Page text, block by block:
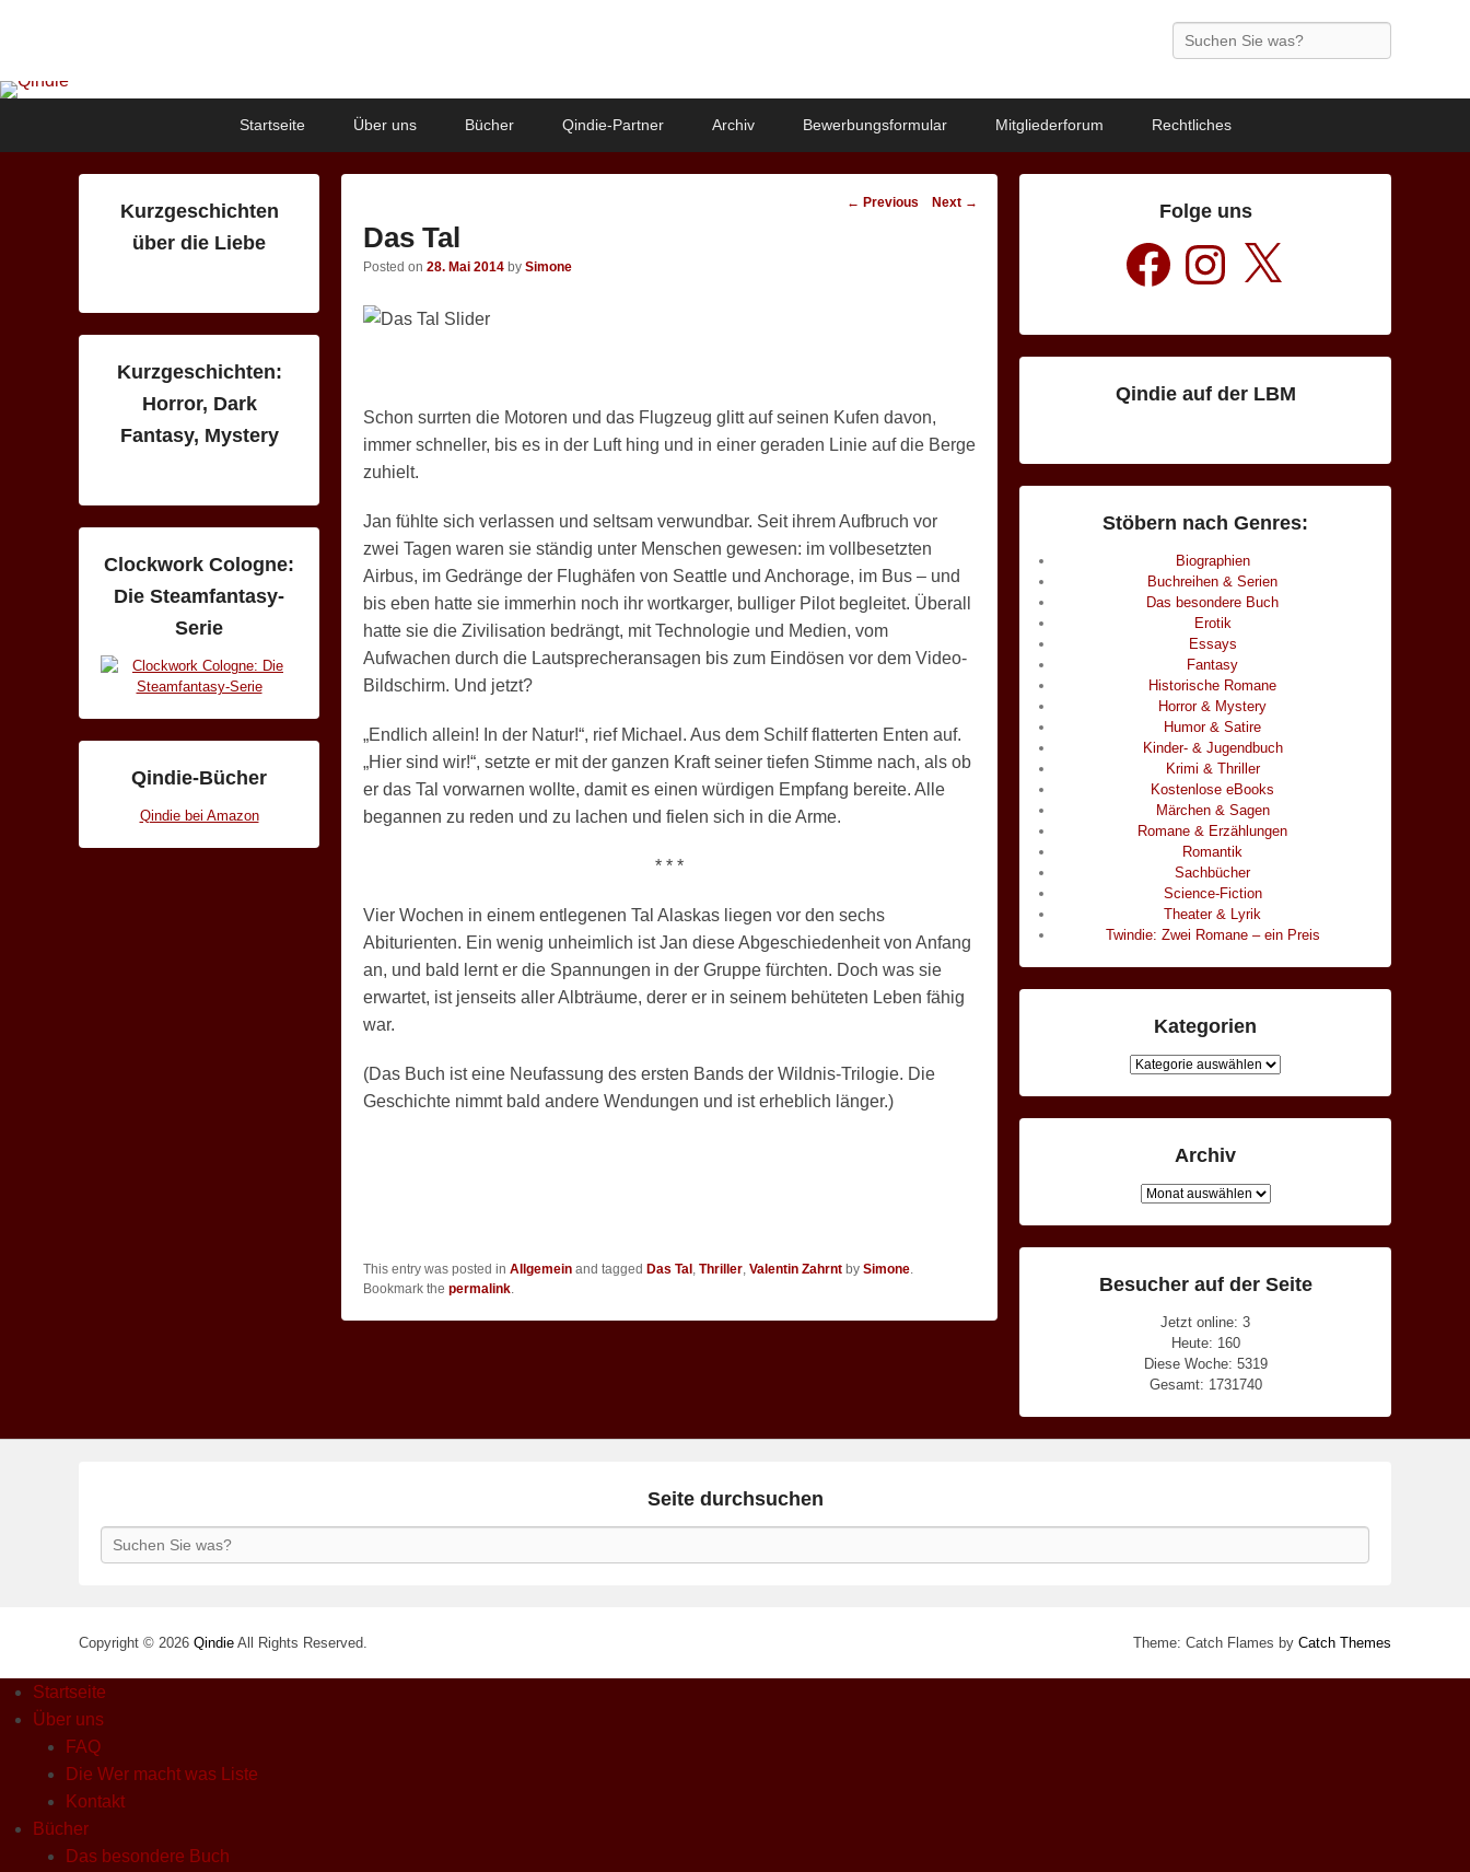
Search
Startseite Über uns Bücher Qindie-Partner Archiv Bewerbungsformular Mitgliederforum Rechtliches
Post
← Previous Next →
Das Tal
Posted on 28. Mai 2014 by Simone
Schon surrten die Motoren und das Flugzeug glitt auf seinen Kufen davon,
immer schneller, bis es in der Luft hing und in einer geraden Linie auf die Berge
zuhielt.
Jan fühlte sich verlassen und seltsam verwundbar. Seit ihrem Aufbruch vor
zwei Tagen waren sie ständig unter Menschen gewesen: im vollbesetzten
Airbus, im Gedränge der Flughäfen von Seattle und Anchorage, im Bus – und
bis eben hatte sie immerhin noch ihr wortkarger, bulliger Pilot begleitet. Überall
hatte sie die Zivilisation bedrängt, mit Technologie und Medien, vom
Aufwachen durch die Lautsprecheransagen bis zum Eindösen vor dem Video-
Bildschirm. Und jetzt?
„Endlich allein! In der Natur!“, rief Michael. Aus dem Schilf flatterten Enten auf.
„Hier sind wir!“, setzte er mit der ganzen Kraft seiner tiefen Stimme nach, als ob
er das Tal vorwarnen wollte, damit es einen würdigen Empfang bereite. Alle
begannen zu reden und zu lachen und fielen sich in die Arme.
* * *
Vier Wochen in einem entlegenen Tal Alaskas liegen vor den sechs
Abiturienten. Ein wenig unheimlich ist Jan diese Abgeschiedenheit von Anfang
an, und bald lernt er die Spannungen in der Gruppe fürchten. Doch was sie
erwartet, ist jenseits aller Albträume, derer er in seinem behüteten Leben fähig
war.
(Das Buch ist eine Neufassung des ersten Bands der Wildnis-Trilogie. Die
Geschichte nimmt bald andere Wendungen und ist erheblich länger.)
This entry was posted in Allgemein and tagged Das Tal , Thriller, Valentin Zahrnt by Simone.
Bookmark the permalink.
Folge uns
Facebook Instagram
Qindie auf der LBM
Stöbern nach Genres:
Biographien
Buchreihen & Serien
Das besondere Buch
Erotik
Essays
Fantasy
Historische Romane
Horror & Mystery
Humor & Satire
Kinder- & Jugendbuch
Krimi & Thriller
Kostenlose eBooks
Märchen & Sagen
Romane & Erzählungen
Romantik
Sachbücher
Science-Fiction
Theater & Lyrik
Twindie: Zwei Romane – ein Preis
Kategorien
Kategorien
Archiv
Archiv
Besucher auf der Seite
Jetzt online: 3
Heute: 160
Diese Woche: 5319
Gesamt: 1731740
Kurzgeschichten
über die Liebe
Kurzgeschichten:
Horror, Dark
Fantasy, Mystery
Clockwork Cologne:
Die Steamfantasy-
Serie
Qindie-Bücher
Qindie bei Amazon
Seite durchsuchen
Search
Copyright © 2026 Qindie All Rights Reserved. Theme: Catch Flames by Catch Themes
Startseite
Über uns
FAQ
Die Wer macht was Liste
Kontakt
Bücher
Das besondere Buch